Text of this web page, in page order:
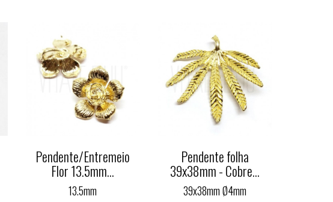
Pendente/Entremeio
Flor 13.5mm...
13.5mm
Pendente folha
39x38mm - Cobre...
39x38mm Ø4mm